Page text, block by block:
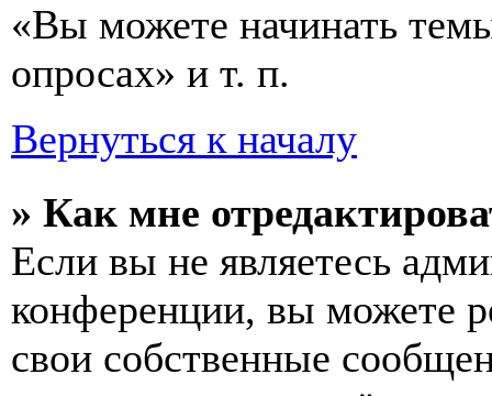
«Вы можете начинать
опросах» и т. п.
Вернуться к началу
» Как мне
Если вы не являетесь
конференции, вы можете
свои собственные